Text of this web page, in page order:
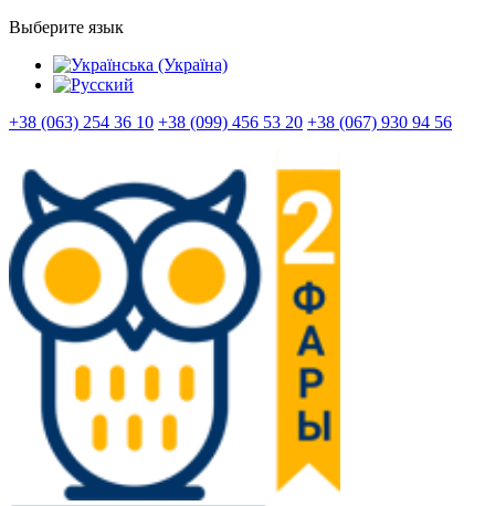
Выберите язык
+38 (063) 254 36 10 +38 (099) 456 53 20 +38 (067) 930 94 56